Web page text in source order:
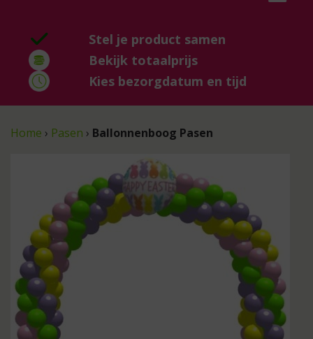
Stel je product samen
Bekijk totaalprijs
Kies bezorgdatum en tijd
Home › Pasen › Ballonnenboog Pasen